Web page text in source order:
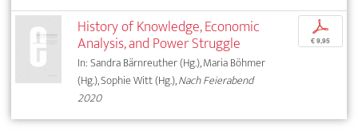
History of Knowledge, Economic
Analysis, and Power Struggle
In: Sandra Bärnreuther (Hg.), Maria Böhmer
(Hg.), Sophie Witt (Hg.),Nach Feierabend
2020
p
€ 9,95